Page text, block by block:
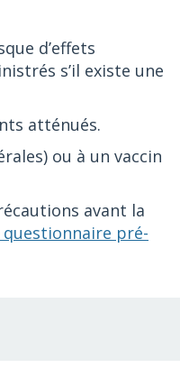
d’effets
s’il existe une
atténués.
ou à un vaccin
avant la
questionnaire pré-